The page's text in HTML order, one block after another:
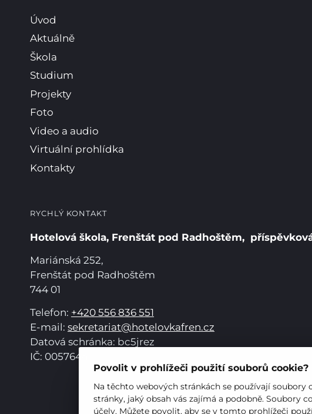
Povolit v prohlížeči použití souborů cookie?
Na těchto webových stránkách se používají
stránky, jaký obsah vás zajímá a podobně. Soubory
účely. Můžete povolit, aby se v tomto prohlížeči
Úvod
Aktuálně
Škola
Studium
Projekty
Foto
Video a audio
Virtuální prohlídka
Kontakty
RYCHLÝ KONTAKT
Hotelová škola, Frenštát pod Radhoštěm,
Mariánská 252,
Frenštát pod Radhoštěm
744 01
Telefon: +420 556 836 551
E-mail: sekretariat@hotelovkafren.cz
Datová schránka: bc5jrez
IČ: 00576441